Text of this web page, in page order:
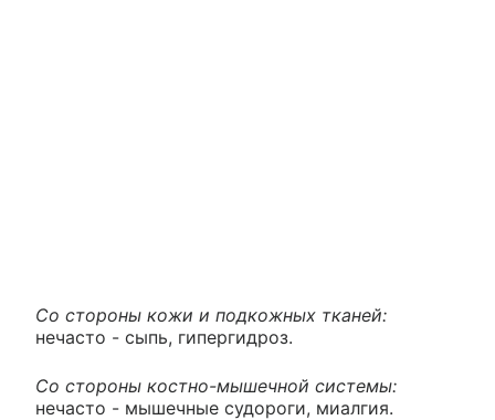
Со стороны кожи и подкожных тканей:
нечасто - сыпь, гипергидроз.
Со стороны костно-мышечной системы:
нечасто - мышечные судороги, миалгия.